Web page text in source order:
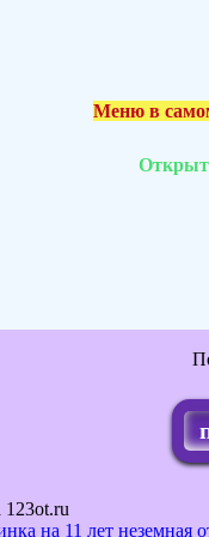
Меню в
на 11 лет неземная